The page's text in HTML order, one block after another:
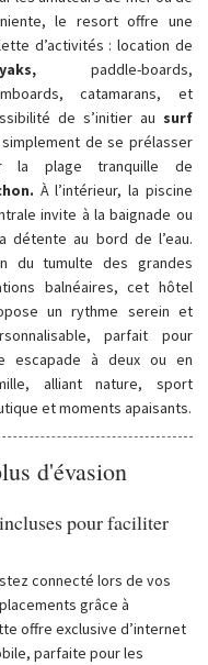
le resort offre une
d’activités : location de
paddle-boards,
catamarans, et
de s’initier au surf
de se prélasser
la plage tranquille de
À l’intérieur, la piscine
invite à la baignade ou
détente au bord de l’eau.
du tumulte des grandes
balnéaires, cet hôtel
un rythme serein et
parfait pour
escapade à deux ou en
alliant nature, sport
et moments apaisants.
d'évasion
pour faciliter
connecté lors de vos
grâce à
offre exclusive d’internet
parfaite pour les